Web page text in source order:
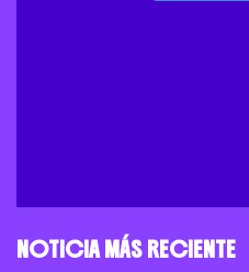
NOTICIA MÁS RECIENTE